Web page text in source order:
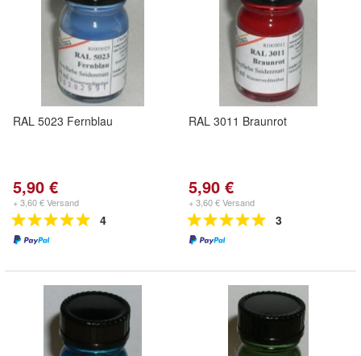
RAL 5023 Fernblau
5,90 €
+ 3,60 € Versand
4
RAL 3011 Braunrot
5,90 €
+ 3,60 € Versand
3